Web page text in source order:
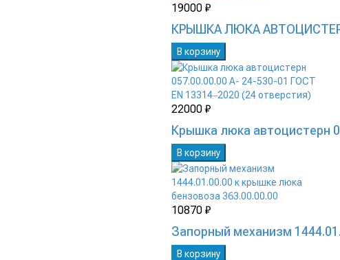
19000 ₽
КРЫШКА ЛЮКА
В корзину
22000 ₽
Крышка люка автоцистерн
В корзину
10870 ₽
Запорный механизм
В корзину